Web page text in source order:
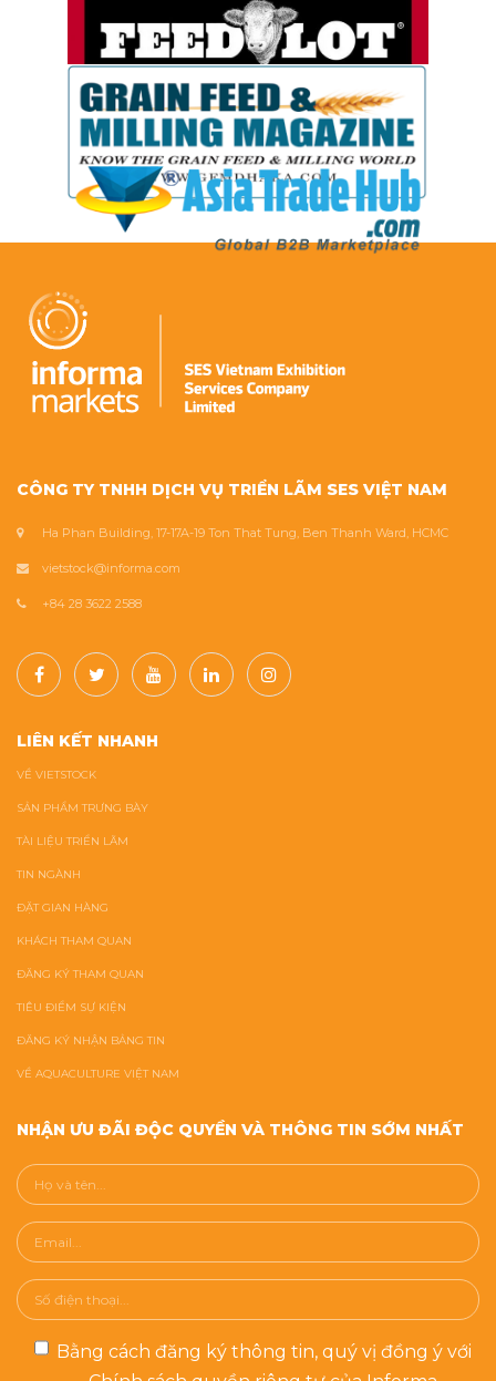
CÔNG TY TNHH DỊCH VỤ TRIỂN LÃM SES VIỆT NAM
Ha Phan Building, 17-17A-19 Ton That Tung, Ben Thanh Ward, HCMC
vietstock@informa.com
+84 28 3622 2588
LIÊN KẾT NHANH
VỀ VIETSTOCK
SẢN PHẨM TRƯNG BÀY
TÀI LIỆU TRIỂN LÃM
TIN NGÀNH
ĐẶT GIAN HÀNG
KHÁCH THAM QUAN
ĐĂNG KÝ THAM QUAN
TIÊU ĐIỂM SỰ KIỆN
ĐĂNG KÝ NHẬN BẢNG TIN
VỀ AQUACULTURE VIỆT NAM
NHẬN ƯU ĐÃI ĐỘC QUYỀN VÀ THÔNG TIN SỚM NHẤT
Bằng cách đăng ký thông tin, quý vị đồng ý với